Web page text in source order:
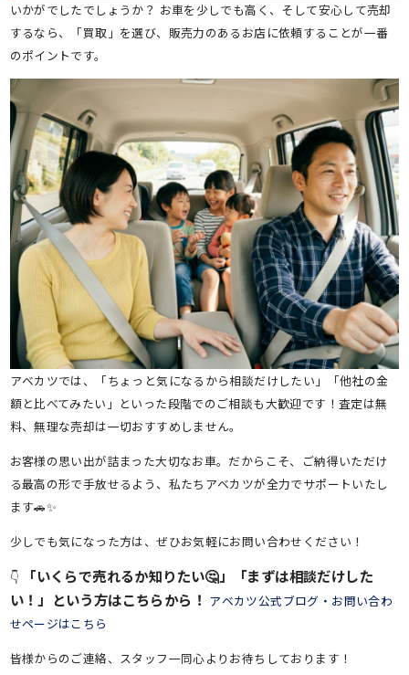
いかがでしたでしょうか？ お車を少しでも高く、そして安心して売却
するなら、「買取」を選び、販売力のあるお店に依頼することが一番
のポイントです。
アベカツでは、「ちょっと気になるから相談だけしたい」「他社の金
額と比べてみたい」といった段階でのご相談も大歓迎です！査定は無
料、無理な売却は一切おすすめしません。
お客様の思い出が詰まった大切なお車。だからこそ、ご納得いただけ
る最高の形で手放せるよう、私たちアベカツが全力でサポートいたし
ます🚗✨
少しでも気になった方は、ぜひお気軽にお問い合わせください！
👇
「いくらで売れるか知りたい🤔」「まずは相談だけした
い！」という方はこちらから！ アベカツ公式ブログ・お問い合わ
せページはこちら
皆様からのご連絡、スタッフ一同心よりお待ちしております！